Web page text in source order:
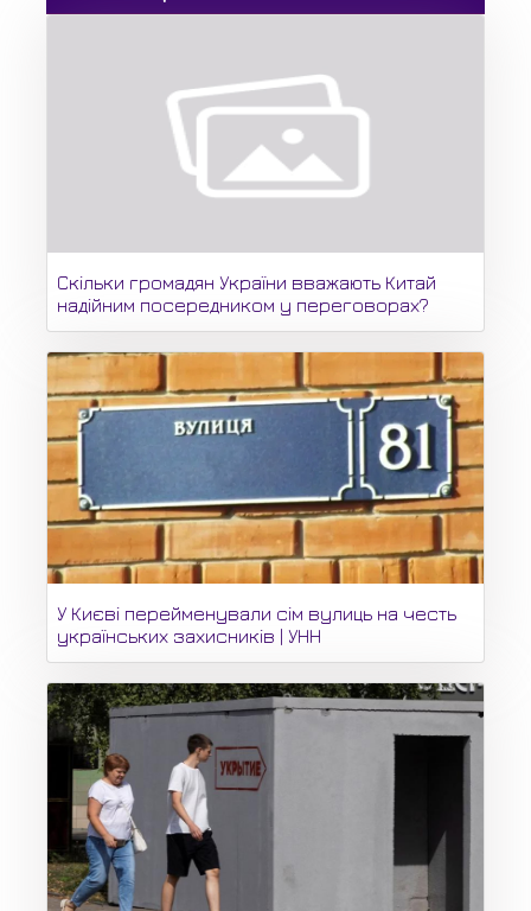
Скільки громадян України вважають Китай
надійним посередником у переговорах?
У Києві перейменували сім вулиць на честь
українських захисників | УНН